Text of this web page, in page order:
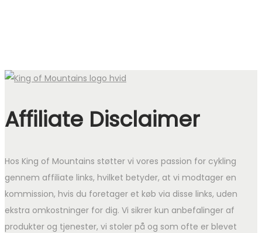
Affiliate Disclaimer
Hos King of Mountains støtter vi vores passion for cykling
gennem affiliate links, hvilket betyder, at vi modtager en
kommission, hvis du foretager et køb via disse links, uden
ekstra omkostninger for dig. Vi sikrer kun anbefalinger af
produkter og tjenester, vi stoler på og som ofte er blevet